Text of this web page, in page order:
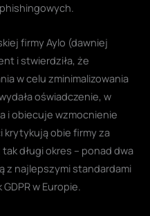
firmy Aylo (dawniej
i stwierdziła, że
w celu zminimalizowania
oświadczenie, w
i obiecuje wzmocnienie
krytykują obie firmy za
długi okres – ponad dwa
z najlepszymi standardami
w Europie.